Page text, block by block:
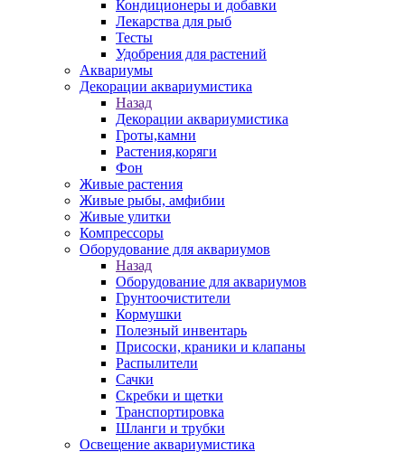
Кондиционеры и добавки
Лекарства для рыб
Тесты
Удобрения для растений
Аквариумы
Декорации аквариумистика
Назад
Декорации аквариумистика
Гроты,камни
Растения,коряги
Фон
Живые растения
Живые рыбы, амфибии
Живые улитки
Компрессоры
Оборудование для аквариумов
Назад
Оборудование для аквариумов
Грунтоочистители
Кормушки
Полезный инвентарь
Присоски, краники и клапаны
Распылители
Сачки
Скребки и щетки
Транспортировка
Шланги и трубки
Освещение аквариумистика